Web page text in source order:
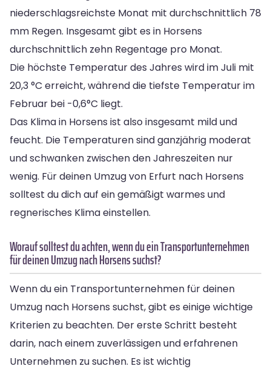
niederschlagsreichste Monat mit durchschnittlich 78
mm Regen. Insgesamt gibt es in Horsens
durchschnittlich zehn Regentage pro Monat.
Die höchste Temperatur des Jahres wird im Juli mit
20,3 °C erreicht, während die tiefste Temperatur im
Februar bei -0,6°C liegt.
Das Klima in Horsens ist also insgesamt mild und
feucht. Die Temperaturen sind ganzjährig moderat
und schwanken zwischen den Jahreszeiten nur
wenig. Für deinen Umzug von Erfurt nach Horsens
solltest du dich auf ein gemäßigt warmes und
regnerisches Klima einstellen.
Worauf solltest du achten, wenn du ein Transportunternehmen
für deinen Umzug nach Horsens suchst?
Wenn du ein Transportunternehmen für deinen
Umzug nach Horsens suchst, gibt es einige wichtige
Kriterien zu beachten. Der erste Schritt besteht
darin, nach einem zuverlässigen und erfahrenen
Unternehmen zu suchen. Es ist wichtig